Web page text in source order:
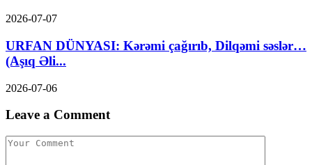
2026-07-07
URFAN DÜNYASI: Kərəmi çağırıb, Dilqəmi səslər…
(Aşıq Əli...
2026-07-06
Leave a Comment